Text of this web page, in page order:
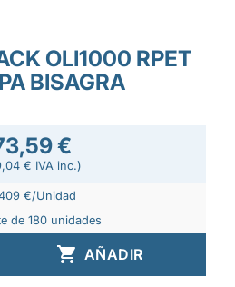
OLI1000 RPET
BISAGRA
€
€ IVA inc.)
€/Unidad
de 180 unidades
 AÑADIR